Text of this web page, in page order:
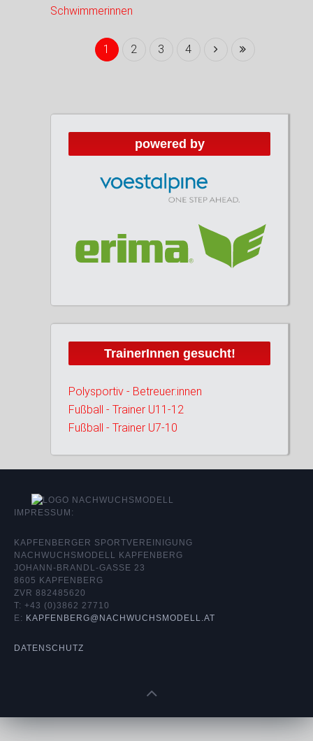
Schwimmerinnen
1 2 3 4
powered by
TrainerInnen gesucht!
Polysportiv - Betreuer:innen
Fußball - Trainer U11-12
Fußball - Trainer U7-10
IMPRESSUM:
KAPFENBERGER SPORTVEREINIGUNG
NACHWUCHSMODELL KAPFENBERG
JOHANN-BRANDL-GASSE 23
8605 KAPFENBERG
ZVR 882485620
T: +43 (0)3862 27710
E: KAPFENBERG@NACHWUCHSMODELL.AT
DATENSCHUTZ